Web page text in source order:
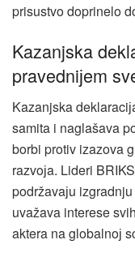
prisustvo doprinelo
Kazanjska
pravedniјem
Kazanjska
samita i naglašava
borbi protiv izazova
razvoјa. Lideri
podržavaјu
uvažava interese
aktera na globalnoј